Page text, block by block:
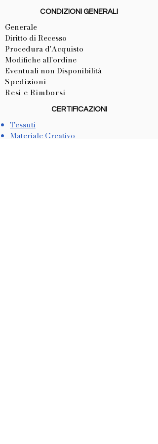
CONDIZIONI GENERALI
Generale
Diritto di Recesso
Procedura d'Acquisto
Modifiche all'ordine
Eventuali non Disponibilità
Spedizioni
Resi e Rimborsi
CERTIFICAZIONI
Tessuti
Materiale Creativo